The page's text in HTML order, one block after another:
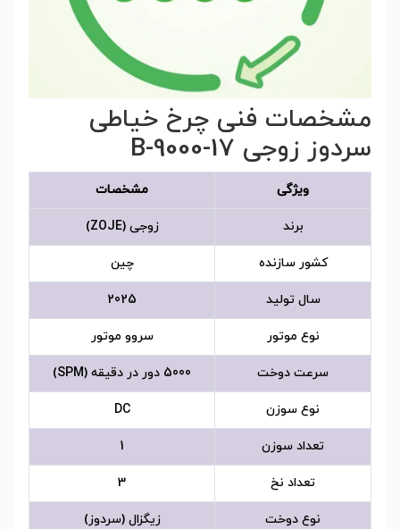
مشخصات فنی چرخ خیاطی
سردوز زوجی B-9000-17
ویژگی مشخصات
برند زوجی (ZOJE)
کشور سازنده چین
سال تولید 2025
نوع موتور سروو موتور
سرعت دوخت 5000 دور در دقیقه (SPM)
نوع سوزن DC
تعداد سوزن 1
تعداد نخ 3
نوع دوخت زیگزال (سردوز)